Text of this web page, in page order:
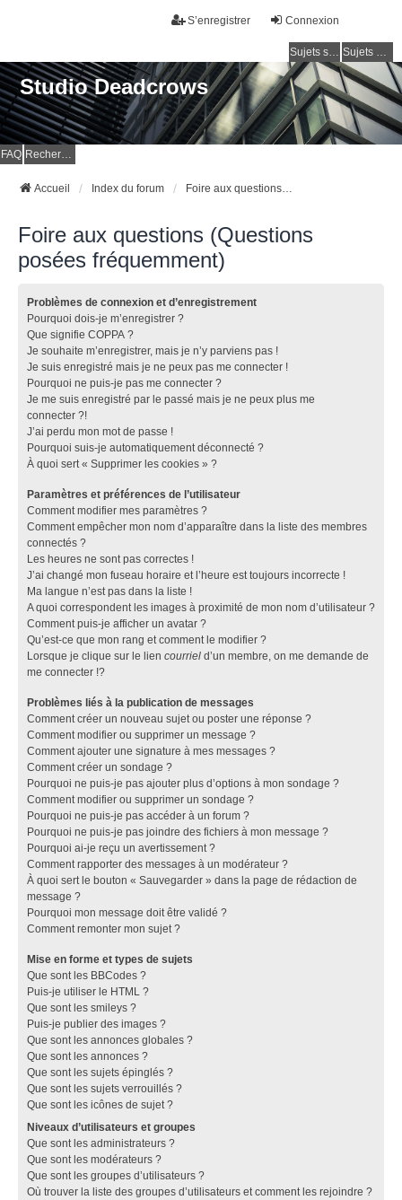
Connexion
S’enregistrer
Sujets sans réponse Sujets actifs
Studio Deadcrows
FAQ Rechercher
Accueil Index du forum Foire aux questions (Questions posées fréquemment)
Foire aux questions (Questions
posées fréquemment)
Problèmes de connexion et d’enregistrement
Pourquoi dois-je m’enregistrer ?
Que signifie COPPA ?
Je souhaite m’enregistrer, mais je n’y parviens pas !
Je suis enregistré mais je ne peux pas me connecter !
Pourquoi ne puis-je pas me connecter ?
Je me suis enregistré par le passé mais je ne peux plus me
connecter ?!
J’ai perdu mon mot de passe !
Pourquoi suis-je automatiquement déconnecté ?
À quoi sert « Supprimer les cookies » ?
Paramètres et préférences de l’utilisateur
Comment modifier mes paramètres ?
Comment empêcher mon nom d’apparaître dans la liste des membres
connectés ?
Les heures ne sont pas correctes !
J’ai changé mon fuseau horaire et l’heure est toujours incorrecte !
Ma langue n’est pas dans la liste !
A quoi correspondent les images à proximité de mon nom d’utilisateur ?
Comment puis-je afficher un avatar ?
Qu’est-ce que mon rang et comment le modifier ?
Lorsque je clique sur le lien courriel d’un membre, on me demande de
me connecter !?
Problèmes liés à la publication de messages
Comment créer un nouveau sujet ou poster une réponse ?
Comment modifier ou supprimer un message ?
Comment ajouter une signature à mes messages ?
Comment créer un sondage ?
Pourquoi ne puis-je pas ajouter plus d’options à mon sondage ?
Comment modifier ou supprimer un sondage ?
Pourquoi ne puis-je pas accéder à un forum ?
Pourquoi ne puis-je pas joindre des fichiers à mon message ?
Pourquoi ai-je reçu un avertissement ?
Comment rapporter des messages à un modérateur ?
À quoi sert le bouton « Sauvegarder » dans la page de rédaction de
message ?
Pourquoi mon message doit être validé ?
Comment remonter mon sujet ?
Mise en forme et types de sujets
Que sont les BBCodes ?
Puis-je utiliser le HTML ?
Que sont les smileys ?
Puis-je publier des images ?
Que sont les annonces globales ?
Que sont les annonces ?
Que sont les sujets épinglés ?
Que sont les sujets verrouillés ?
Que sont les icônes de sujet ?
Niveaux d’utilisateurs et groupes
Que sont les administrateurs ?
Que sont les modérateurs ?
Que sont les groupes d’utilisateurs ?
Où trouver la liste des groupes d’utilisateurs et comment les rejoindre ?